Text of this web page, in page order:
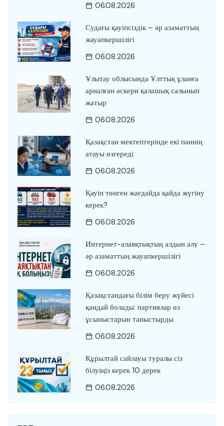
06.08.2026
Судағы қауіпсіздік – әр азаматтың
жауапкершілігі
06.08.2026
Ұлытау облысында Ұлттық ұланға
арналған әскери қалашық салынып
жатыр
06.08.2026
Қазақстан мектептерінде екі пәннің
атауы өзгереді
06.08.2026
Қауіп төнген жағдайда қайда жүгіну
керек?
06.08.2026
Интернет-алаяқтықтың алдын алу –
әр азаматтың жауапкершілігі
06.08.2026
Қазақстандағы білім беру жүйесі
қандай болады: партиялар өз
ұсыныстарын таныстырды
06.08.2026
Құрылтай сайлауы туралы сіз
білуіңіз керек 10 дерек
06.08.2026